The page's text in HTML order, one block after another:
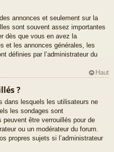
annonces et seulement sur la
sont souvent assez importantes
dès que vous en avez la
et les annonces générales, les
définies par l’administrateur du
Haut
?
dans lesquels les utilisateurs ne
les sondages sont
être verrouillés pour de
ou un modérateur du forum.
propres sujets si l’administrateur